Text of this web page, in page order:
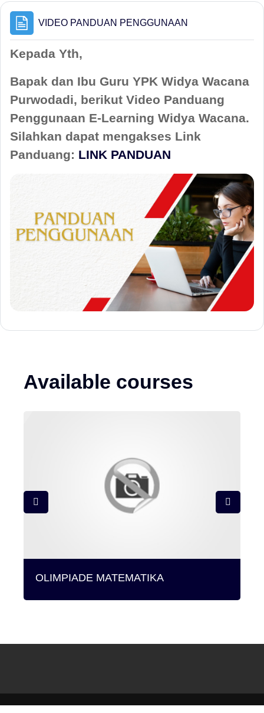
VIDEO PANDUAN PENGGUNAAN
Kepada Yth,
Bapak dan Ibu Guru YPK Widya Wacana
Purwodadi, berikut Video Panduang
Penggunaan E-Learning Widya Wacana.
Silahkan dapat mengakses Link
Panduang: LINK PANDUAN
Available courses
OLIMPIADE MATEMATIKA